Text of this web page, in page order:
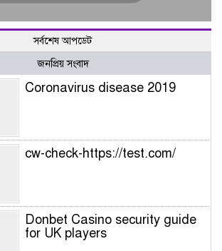
সর্বশেষ আপডেট
জনপ্রিয় সংবাদ
Coronavirus disease 2019
cw-check-https://test.com/
Donbet Casino security guide
for UK players